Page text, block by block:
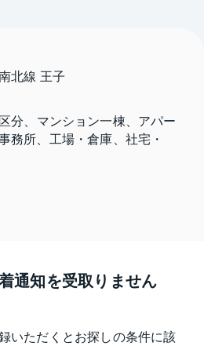
北線 王子
分、マンション一棟、アパー
務所、工場・倉庫、社宅・
通知を受取りません
いただくとお探しの条件に該